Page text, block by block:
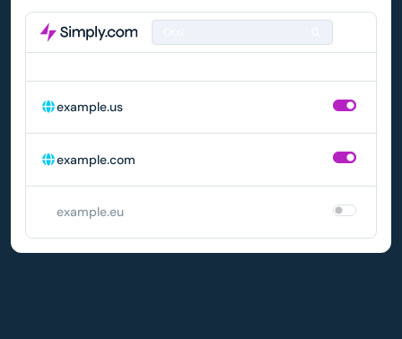
example.us
example.com
example.eu